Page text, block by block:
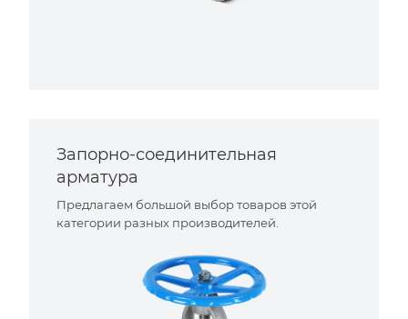
Запорно-соединительная
арматура
Предлагаем большой выбор товаров этой
категории разных производителей.